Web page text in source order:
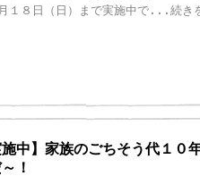
１８日（日）まで実施中で ...続き
中】家族のごちそう代１０
！